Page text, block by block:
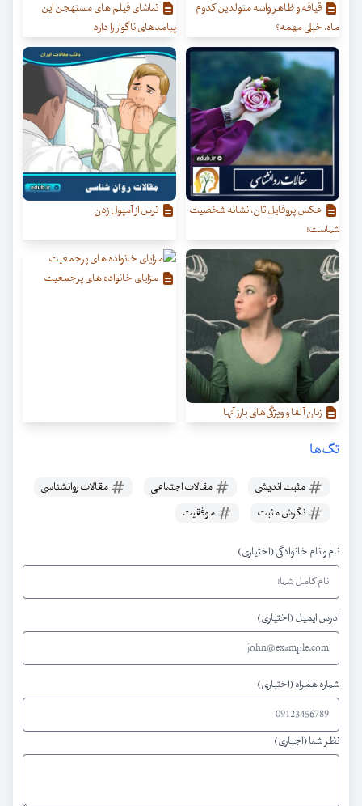
قیافه و ظاهر واسه متولدین کدوم
ماه، خیلی مهمه؟
تماشای فیلم های مستهجن این
پیامدهای ناگوار را دارد
عکس پروفایل تان، نشانه شخصیت
شماست!
ترس از آمپول زدن
زنان آلفا و ویژگی‌‌های بارز آنها
مزایای خانواده های پرجمعیت
تگ‌ها
مثبت اندیشی مقالات اجتماعی
مقالات روانشناسی
نگرش مثبت
موفقیت
نام و نام خانوادگی (اختیاری)
آدرس ایمیل (اختیاری)
شماره همراه (اختیاری)
نظر شما (اجباری)